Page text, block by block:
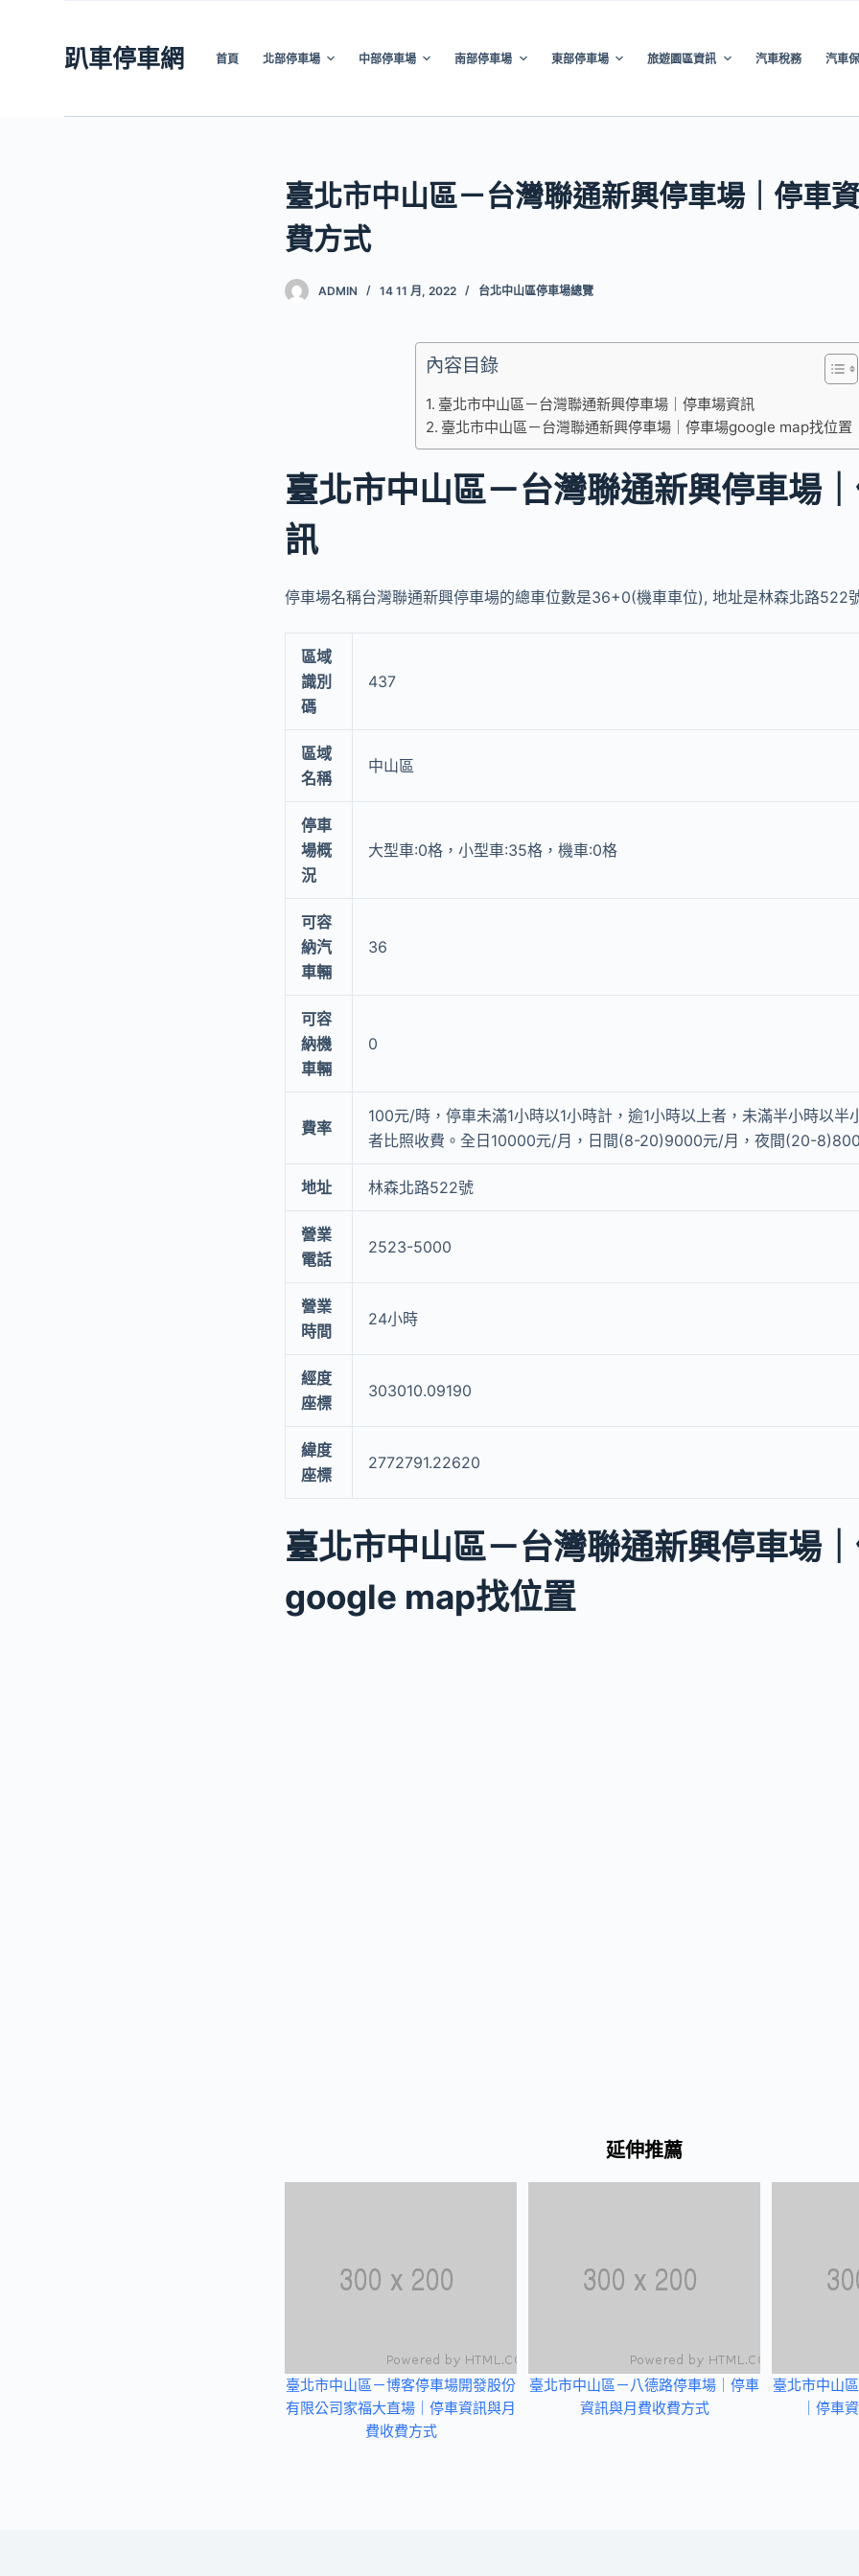
趴車停車網 首頁 北部停車場 中部停車場 南部停車場 東部停車場 旅遊園區資訊 汽車稅務 汽車
臺北市中山區－台灣聯通新興停車場｜停車
費方式
ADMIN 14 11 月, 2022 台北中山區停車場總覽
內容目錄
臺北市中山區－台灣聯通新興停車場｜停車場資訊
臺北市中山區－台灣聯通新興停車場｜停車場google map找位置
臺北市中山區－台灣聯通新興停車場
訊
停車場名稱台灣聯通新興停車場的總車位數是36+0(機車車位), 地址是林森北路522
區域
識別
碼
437
區域
名稱
中山區
停車
場概
況
大型車:0格，小型車:35格，機車:0格
可容
納汽
車輛
36
可容
納機
車輛
0
費率
100元/時，停車未滿1小時以1小時計，逾1小時以上者，未滿半小時以半
者比照收費。全日10000元/月，日間(8-20)9000元/月，夜間(20-
地址 林森北路522號
營業
電話
2523-5000
營業
時間
24小時
經度
座標
303010.09190
緯度
座標
2772791.22620
臺北市中山區－台灣聯通新興停車場
google map找位置
延伸推薦
臺北市中山區－博客停車場開發股份
有限公司家福大直場｜停車資訊與月
費收費方式
臺北市中山區－八德路停車場｜停車
資訊與月費收費方式
臺北市中山
｜停車